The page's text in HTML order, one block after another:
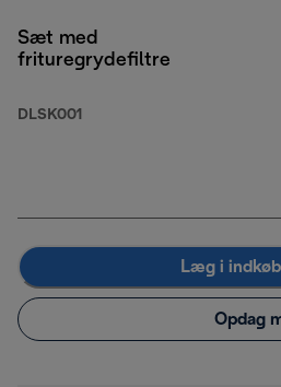
Sæt med
frituregrydefiltre
DLSK001
Læg i
Opdag